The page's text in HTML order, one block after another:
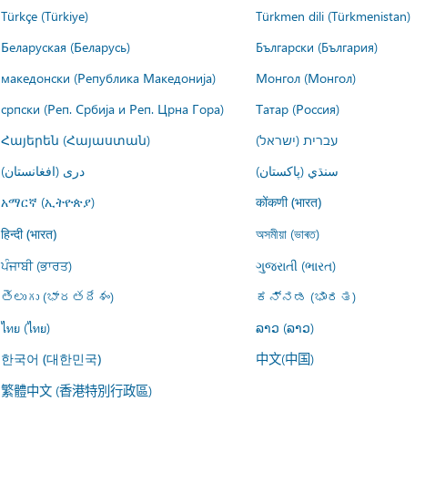
Türkçe (Türkiye) Türkmen dili (Türkmenistan)
Беларуская (Беларусь) Български (България)
македонски (Република Македонија) Монгол (Монгол)
српски (Реп. Србија и Реп. Црна Гора) Татар (Россия)
Հայերեն (Հայաստան) עברית (ישראל)
درى (افغانستان) سنڌي (پاکستان)
አማርኛ (ኢትዮጵያ) कोंकणी (भारत)
हिन्दी (भारत) অসমীয়া (ভাৰত)
ਪੰਜਾਬੀ (ਭਾਰਤ) ગુજરાતી (ભારત)
తెలుగు (భారతదేశం) ಕನ್ನಡ (ಭಾರತ)
ไทย (ไทย) ລາວ (ລາວ)
한국어 (대한민국) 中文(中国)
繁體中文 (香港特別行政區)